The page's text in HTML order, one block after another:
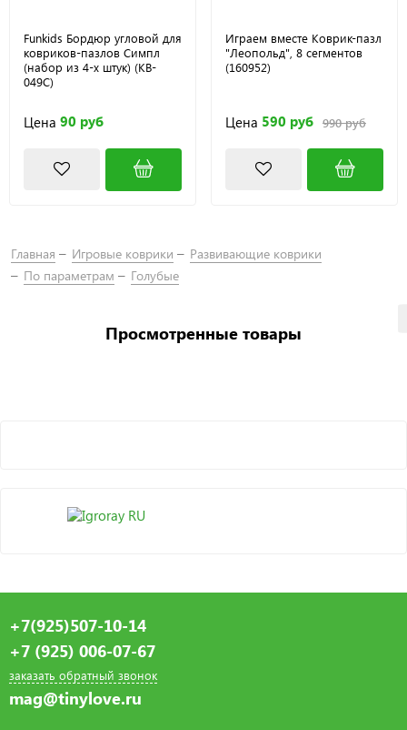
Funkids Бордюр угловой для
ковриков-пазлов Симпл
(набор из 4-х штук) (KB-
049С)
Цена 90 руб
Играем вместе Коврик-пазл
"Леопольд", 8 сегментов
(160952)
Цена 590 руб 990 руб
Главная Игровые коврики
Развивающие коврики
По параметрам
Голубые
Просмотренные товары
+7(925)507-10-14
+7 (925) 006-07-67
заказать обратный звонок
mag@tinylove.ru